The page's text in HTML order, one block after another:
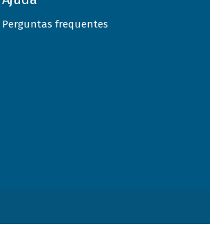
Perguntas frequentes